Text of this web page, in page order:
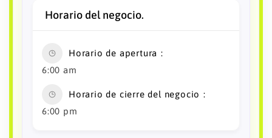
Horario del negocio.
Horario de apertura
6:00 am
Horario de cierre del negocio
6:00 pm